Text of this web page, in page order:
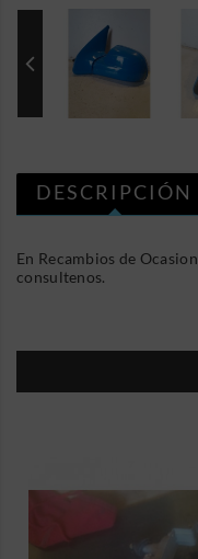
DESCRIPCIÓN
En Recambios de
consultenos.